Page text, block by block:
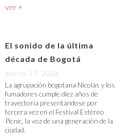
ver +
El sonido de la última
década de Bogotá
marzo 17, 2026
La agrupación bogotana Nicolás y los
fumadores cumple diez años de
trayectoria presentándose por
tercera vez en el Festival Estéreo
Picnic, la voz de una generación de la
ciudad.